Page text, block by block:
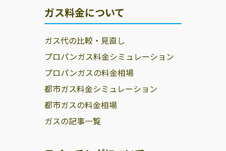
ガス料金について
ガス代の比較・見直し
プロパンガス料金シミュレーション
プロパンガスの料金相場
都市ガス料金シミュレーション
都市ガスの料金相場
ガスの記事一覧